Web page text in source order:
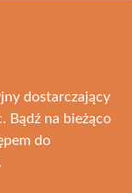
dostarczający
Bądź na bieżąco
do